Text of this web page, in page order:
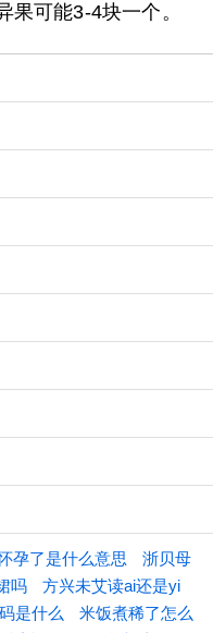
果可能3-4块一个。
孕了是什么意思
浙贝母
吗
方兴未艾读ai还是yi
是什么
米饭煮稀了怎么